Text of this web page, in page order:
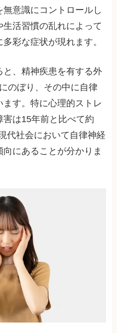
意識にコントロールし
活習慣の乱れによって
彩な症状が現れます。
と、精神疾患を有する外
のぼり、その中に自律
す。特に心理的ストレ
害は15年前と比べて約
代社会において自律神経
にあることが分かりま